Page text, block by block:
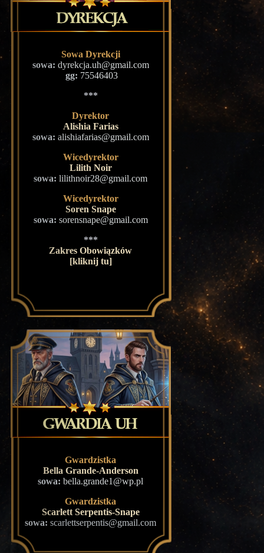
Sowa Dyrekcji
sowa: dyrekcja.uh@gmail.com
gg: 75546403
***
Dyrektor
Alishia Farias
sowa: alishiafarias@gmail.com
Wicedyrektor
Lilith Noir
sowa: lilithnoir28@gmail.com
Wicedyrektor
Soren Snape
sowa: sorensnape@gmail.com
***
Zakres Obowiązków
[kliknij tu]
Gwardzistka
Bella Grande-Anderson
sowa: bella.grande1@wp.pl
Gwardzistka
Scarlett Serpentis-Snape
sowa: scarlettserpentis@gmail.com